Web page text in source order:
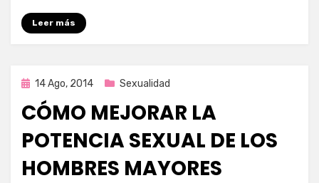
Leer más
Publicada
14 Ago, 2014 Sexualidad
CÓMO MEJORAR LA
POTENCIA SEXUAL DE LOS
HOMBRES MAYORES